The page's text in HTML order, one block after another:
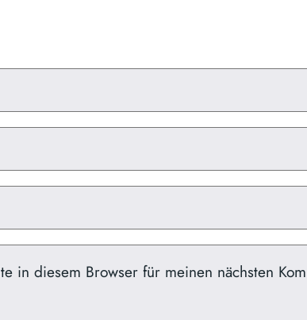
in diesem Browser für meinen nächsten